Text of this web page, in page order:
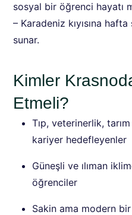
sosyal bir öğrenci hayatı
– Karadeniz kıyısına
sunar.
Kimler
Etmeli?
Tıp, veterinerlik,
kariyer hedefleyenler
Güneşli ve ılıman
öğrenciler
Sakin ama modern